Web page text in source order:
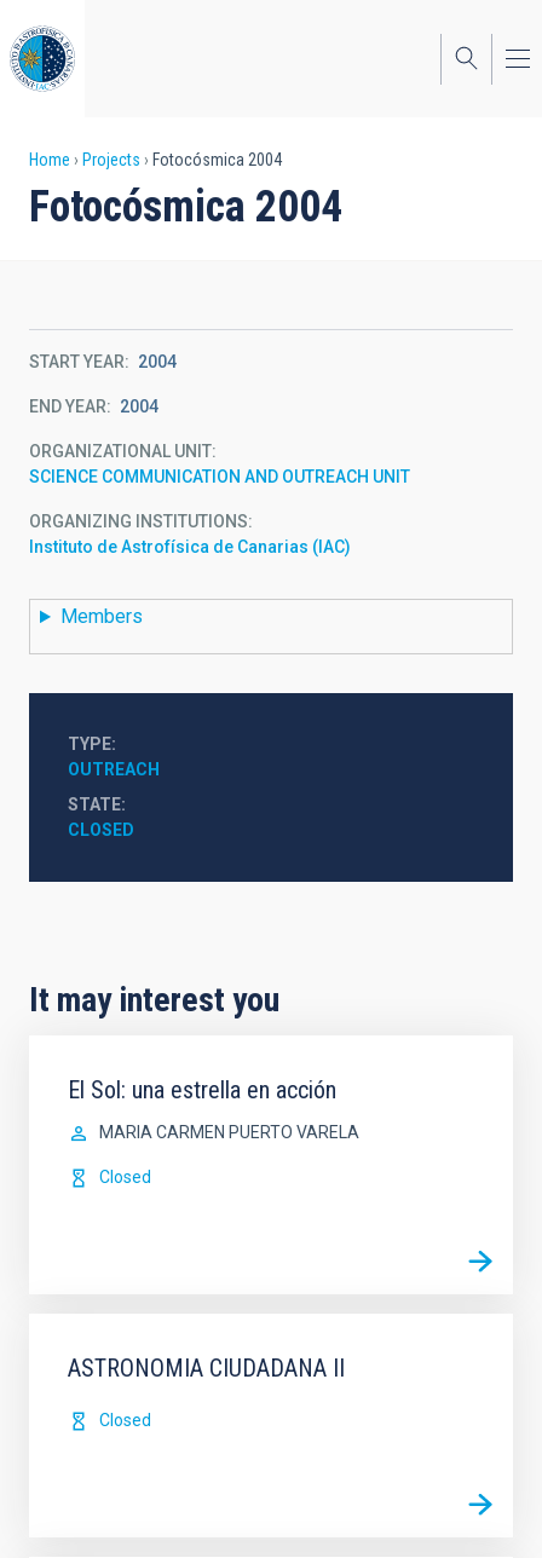
to
main
content
Breadcrumb
Home Projects Fotocósmica 2004
Fotocósmica 2004
START YEAR 2004
END YEAR 2004
ORGANIZATIONAL UNIT
SCIENCE COMMUNICATION AND OUTREACH UNIT
ORGANIZING INSTITUTIONS
Instituto de Astrofísica de Canarias (IAC)
Members
TYPE
OUTREACH
STATE
CLOSED
It may interest you
El Sol: una estrella en acción
MARIA CARMEN PUERTO VARELA
Closed
ASTRONOMIA CIUDADANA II
Closed